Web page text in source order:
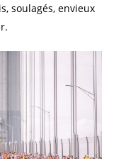
soulagés, envieux